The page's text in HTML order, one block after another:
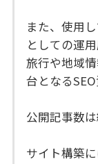
また、使用
としての運
旅行や地域
台となる
公開記事数は
サイト構築